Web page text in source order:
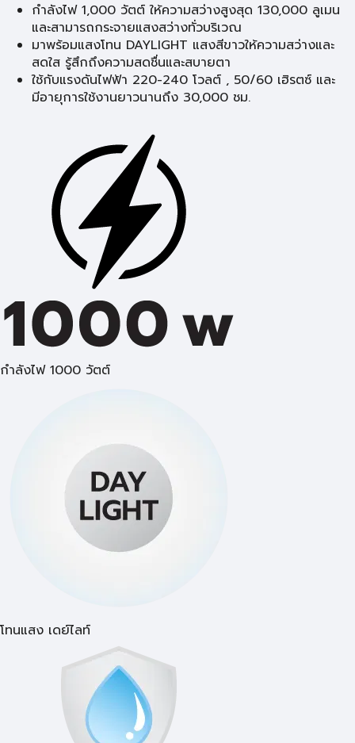
กำลังไฟ 1,000 วัตต์ ให้ความสว่างสูงสุด 130,000 ลูเมน
และสามารถกระจายแสงสว่างทั่วบริเวณ
มาพร้อมแสงโทน DAYLIGHT แสงสีขาวให้ความสว่างและ
สดใส รู้สึกถึงความสดชื่นและสบายตา
ใช้กับแรงดันไฟฟ้า 220-240 โวลต์ , 50/60 เฮิรตซ์ และ
มีอายุการใช้งานยาวนานถึง 30,000 ชม.
กำลังไฟ 1000 วัตต์
โทนแสง เดย์ไลท์